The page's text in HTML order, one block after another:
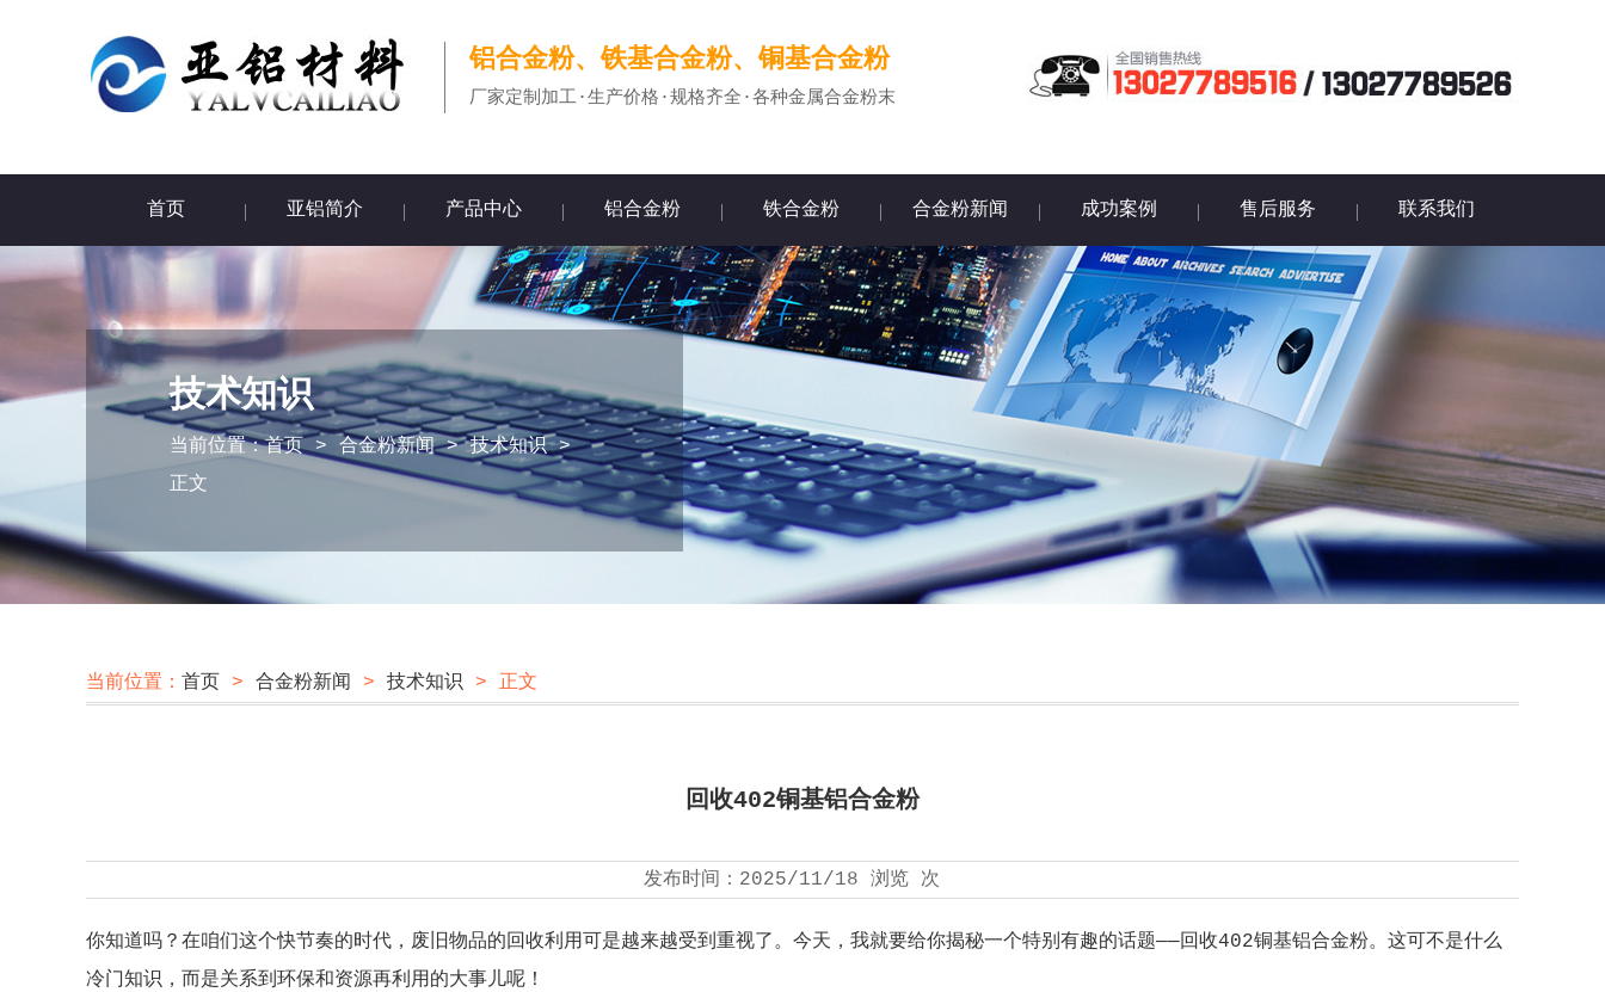
铝合金粉、铁基合金粉、铜基合金粉
厂家定制加工·生产价格·规格齐全·各种金属合金粉末
首页 亚铝简介 产品中心 铝合金粉 铁合金粉 合金粉新闻 成功案例 售后服务 联系我们
技术知识
当前位置：首页> 合金粉新闻>技术知识>
正文
当前位置： 首页 > 合金粉新闻 > 技术知识 > 正文
回收402铜基铝合金粉
发布时间： 2025/11/18 浏览 次
你知道吗？在咱们这个快节奏的时代，废旧物品的回收利用可是越来越受到重视了。今天，我就要给你揭秘一个特别有趣的话题——回收402铜基铝合金粉。这可不是什么
冷门知识，而是关系到环保和资源再利用的大事儿呢！